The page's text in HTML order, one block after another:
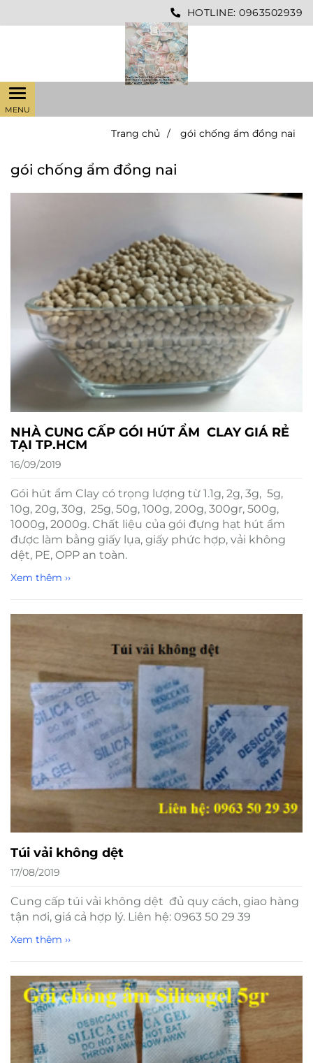
HOTLINE: 0963502939
Trang chủ / gói chống ẩm đồng nai
gói chống ẩm đồng nai
NHÀ CUNG CẤP GÓI HÚT ẨM CLAY GIÁ RẺ
TẠI TP.HCM
16/09/2019
Gói hút ẩm Clay có trọng lượng từ 1.1g, 2g, 3g, 5g,
10g, 20g, 30g, 25g, 50g, 100g, 200g, 300gr, 500g,
1000g, 2000g. Chất liệu của gói đựng hạt hút ẩm
được làm bằng giấy lụa, giấy phức hợp, vải không
dệt, PE, OPP an toàn.
Xem thêm ››
Túi vải không dệt
17/08/2019
Cung cấp túi vải không dệt đủ quy cách, giao hàng
tận nơi, giá cả hợp lý. Liên hệ: 0963 50 29 39
Xem thêm ››